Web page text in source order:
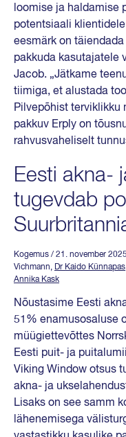
loomise ja haldamise
potentsiaali
eesmärk on
pakkuda kasutajatele
Jacob. „Jätkame
tiimiga, et alustada
Pilvepõhist terviklikku
pakkuv Erply on
rahvusvaheliselt
Eesti akna-
tugevdab
Kogemus / 21. november 2025
Vichmann, Dr Kaido Künnapas
Annika Kask
Nõustasime Eesti
51% enamusosaluse
müügiettevõttes
Eesti puit- ja
Viking Window otsus
akna- ja
Lisaks on see samm
lähenemisega